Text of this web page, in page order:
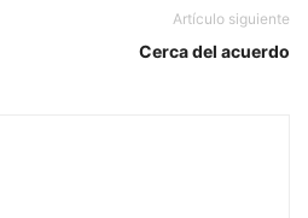
Artículo siguiente
Cerca del acuerdo